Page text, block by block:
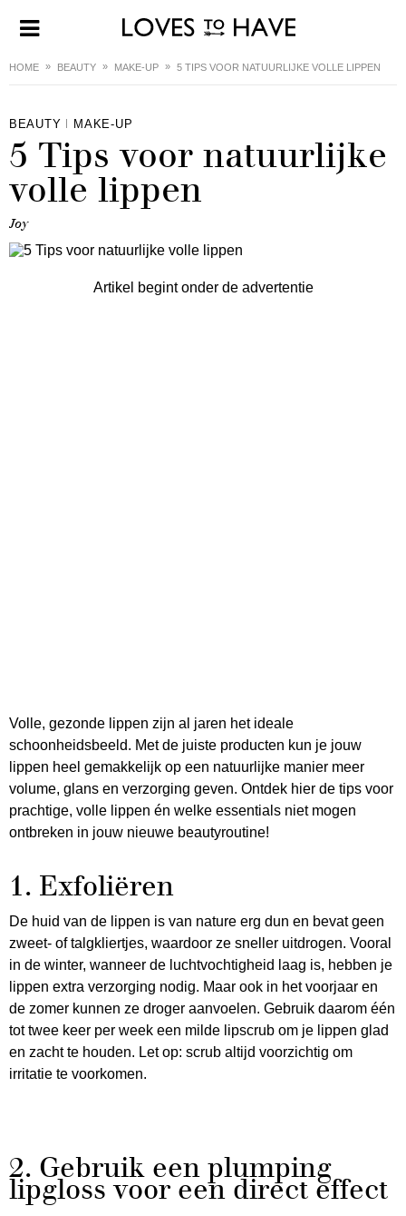
HOME BEAUTY MAKE-UP 5 TIPS VOOR NATUURLIJKE VOLLE LIPPEN
BEAUTY MAKE-UP
5 Tips voor natuurlijke
volle lippen
Joy
Artikel begint onder de advertentie
Volle, gezonde lippen zijn al jaren het ideale
schoonheidsbeeld. Met de juiste producten kun je jouw
lippen heel gemakkelijk op een natuurlijke manier meer
volume, glans en verzorging geven. Ontdek hier de tips voor
prachtige, volle lippen én welke essentials niet mogen
ontbreken in jouw nieuwe beautyroutine!
1. Exfoliëren
De huid van de lippen is van nature erg dun en bevat geen
zweet- of talgkliertjes, waardoor ze sneller uitdrogen. Vooral
in de winter, wanneer de luchtvochtigheid laag is, hebben je
lippen extra verzorging nodig. Maar ook in het voorjaar en
de zomer kunnen ze droger aanvoelen. Gebruik daarom één
tot twee keer per week een milde lipscrub om je lippen glad
en zacht te houden. Let op: scrub altijd voorzichtig om
irritatie te voorkomen.
2. Gebruik een plumping
lipgloss voor een direct effect